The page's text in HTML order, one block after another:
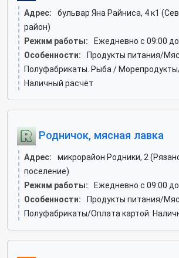
Адрес:
бульвар Яна Райниса, 4 к1
район)
Режим работы:
Ежедневно с 09:00
Особенности:
Продукты питания/
Полуфабрикаты. Рыба /
Наличный расчёт
Родничок, мясная лавка
Адрес:
микрорайон Родники, 2
поселение)
Режим работы:
Ежедневно с 09:00
Особенности:
Продукты питания/
Полуфабрикаты/Оплата картой.